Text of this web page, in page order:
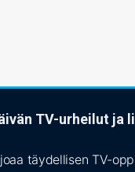
TV-urheilut ja
täydellisen TV-